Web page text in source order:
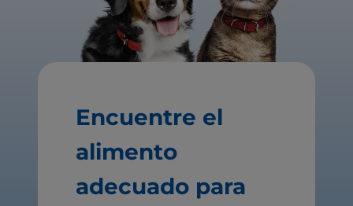
Encuentre el
alimento
adecuado para